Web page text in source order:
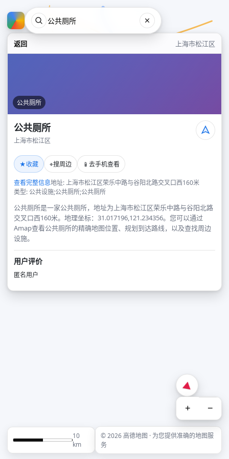
返回 上海市松江区
公共厕所
公共厕所
上海市松江区
★收藏 ⌖搜周边 📱 去手机查看
查看完整信息地址: 上海市松江区荣乐中路与谷阳北路交叉口西160米
类型: 公共设施;公共厕所;公共厕所
公共厕所是一家公共厕所，地址为上海市松江区荣乐中路与谷阳北路
交叉口西160米。地理坐标：31.017196,121.234356。您可以通过
Amap查看公共厕所的精确地图位置、规划到达路线，以及查找周边
设施。
用户评价
匿名用户
+ −
10
km
© 2026 高德地图 · 为您提供准确的地图服
务